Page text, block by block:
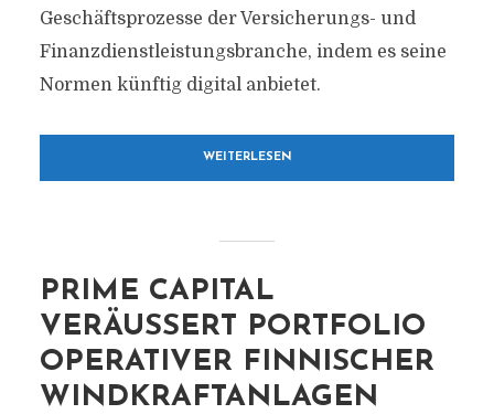
Geschäftsprozesse der Versicherungs- und
Finanzdienstleistungsbranche, indem es seine
Normen künftig digital anbietet.
WEITERLESEN
PRIME CAPITAL
VERÄUSSERT PORTFOLIO O
PERATIVER FINNISCHER W
INDKRAFTANLAGEN